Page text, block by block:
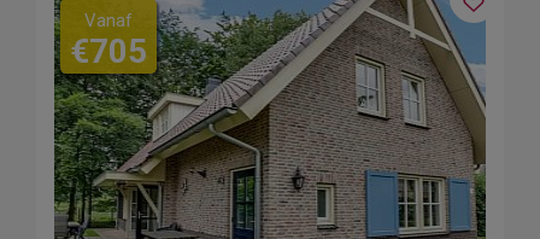
Vanaf
€705